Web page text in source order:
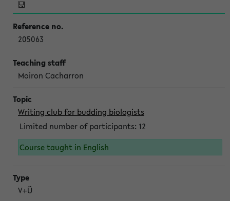
205063
Moiron Cacharron
Writing club for budding biologists
Limited number of participants: 12
Course taught in English
V+Ü